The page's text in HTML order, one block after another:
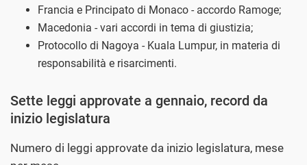
Francia e Principato di Monaco - accordo Ramoge;
Macedonia - vari accordi in tema di giustizia;
Protocollo di Nagoya - Kuala Lumpur, in materia di
responsabilità e risarcimenti.
Sette leggi approvate a gennaio, record da
inizio legislatura
Numero di leggi approvate da inizio legislatura, mese